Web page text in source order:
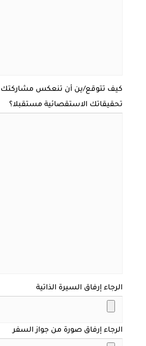
كيف تتوقع/ين أن تنعكس مشاركتك
تحقيقاتك الاستقصائية مستقبلا؟
الرجاء إرفاق السيرة الذاتية
الرجاء إرفاق صورة من جواز السفر